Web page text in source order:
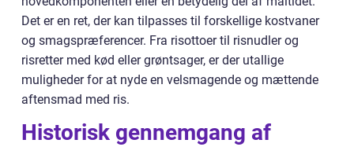
Det er en ret, der kan tilpasses til forskellige kostvaner
og smagspræferencer. Fra risottoer til risnudler og
risretter med kød eller grøntsager, er der utallige
muligheder for at nyde en velsmagende og mættende
aftensmad med ris.
Historisk gennemgang af